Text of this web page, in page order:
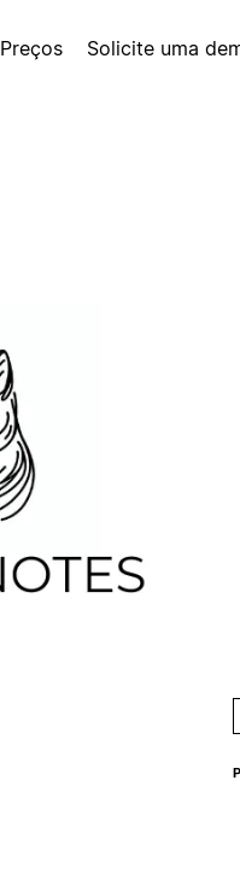
Preços Solicite uma